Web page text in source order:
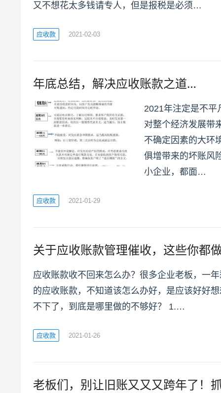
又不想花太多钱请专人，但是报税是必须…
应收款 2021-02-03
年底总结，解决应收账款之道…
2021年注定是不平
对整个经济发展带
不确定因素的大环
俱增带来的坏账风
小企业，都面…
应收款 2021-01-29
关于应收账款管理催收，这些你都
应收账款收不回来怎么办？很多企业老板，一
的应收账款，不知道该怎么办好，是应该好好
不下了，到底是哪里做的不够好？ 1.…
应收款 2021-01-26
老板们，别让旧账又又又跨年了！